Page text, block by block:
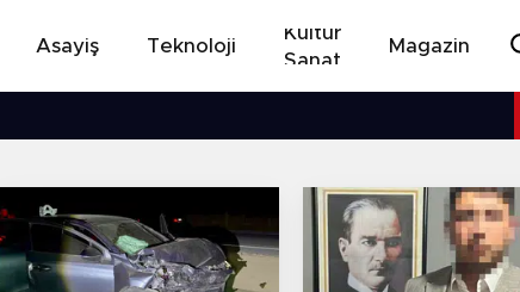
Asayiş Teknoloji
Kültür
Sanat
Magazin